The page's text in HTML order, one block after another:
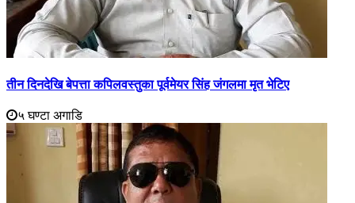
तीन दिनदेखि बेपत्ता कपिलवस्तुका पूर्वमेयर सिंह जंगलमा मृत भेटिए
५ घण्टा अगाडि